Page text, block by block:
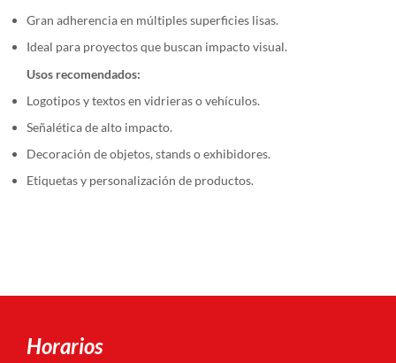
Gran adherencia en múltiples superficies lisas.
Ideal para proyectos que buscan impacto visual.
Usos recomendados:
Logotipos y textos en vidrieras o vehículos.
Señalética de alto impacto.
Decoración de objetos, stands o exhibidores.
Etiquetas y personalización de productos.
Horarios